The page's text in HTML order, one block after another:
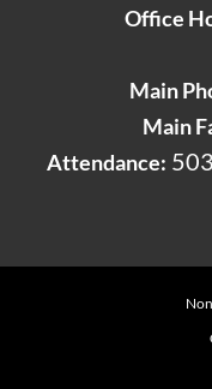
Office
Main
Main
Attendance: